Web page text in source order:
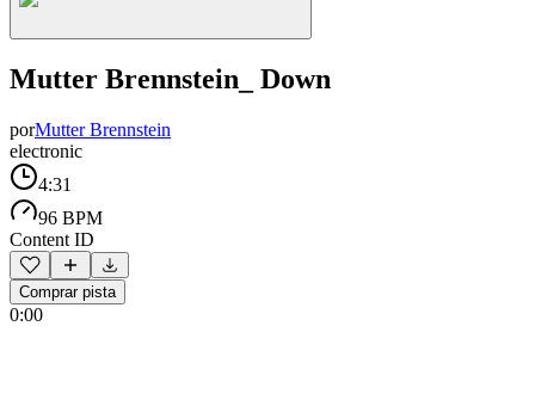
Mutter Brennstein_ Down
porMutter Brennstein
electronic
4:31
96 BPM
Content ID
Comprar pista
0:00